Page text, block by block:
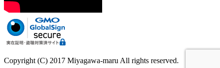
Copyright (C) 2017 Miyagawa-maru All rights reserved.